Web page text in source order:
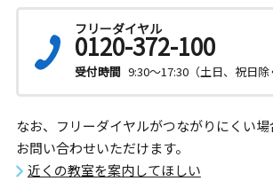
フリーダイヤル
0120-372-100
受付時間 9:30～17:30（土日、祝日除
なお、フリーダイヤルがつながりにくい
お問い合わせいただけます。
近くの教室を案内してほしい